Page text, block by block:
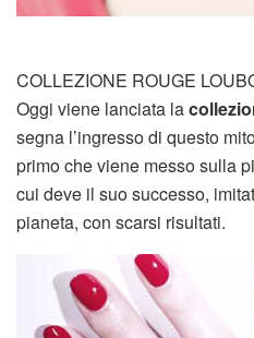
COLLEZIONE ROUGE
Oggi viene lanciata la
segna l’ingresso di questo
primo che viene messo sulla
cui deve il suo successo,
pianeta, con scarsi risultati.